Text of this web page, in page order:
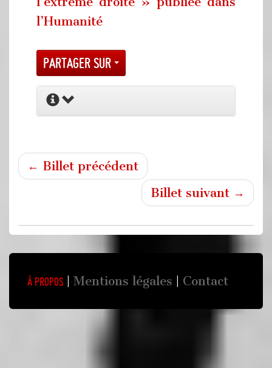
l’Humanité
Partager sur
← Billet précédent
Billet suivant →
À propos Mentions légales Contact